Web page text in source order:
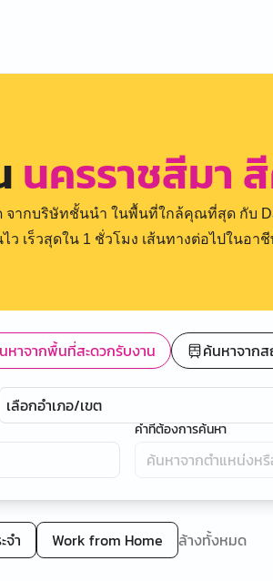
นครราชสีมา
ากบริษัทชั้นนำ ในพื้นที่ใกล้คุณที่สุด กับ
ไว เร็วสุดใน 1 ชั่วโมง เส้นทางต่อไปในอ
หาจากพื้นที่สะดวกรับงาน ค้นหาจาก
เลือกอำเภอ/เขต
คำที่ต้องการค้นหา
จำ Work from Home ล้างทั้งหมด